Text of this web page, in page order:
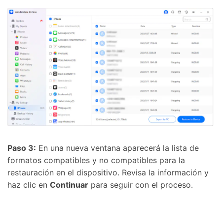
Paso 3: En una nueva ventana aparecerá la lista de
formatos compatibles y no compatibles para la
restauración en el dispositivo. Revisa la información y
haz clic en Continuar para seguir con el proceso.